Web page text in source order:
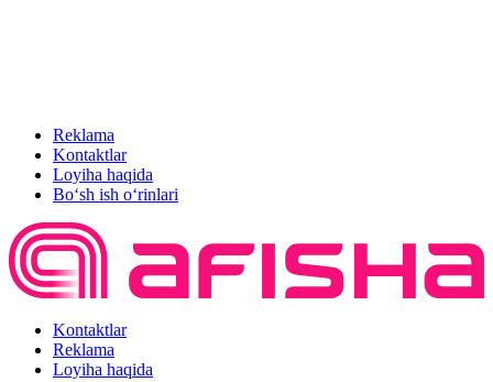
Reklama
Kontaktlar
Loyiha haqida
Bo‘sh ish o‘rinlari
Kontaktlar
Reklama
Loyiha haqida